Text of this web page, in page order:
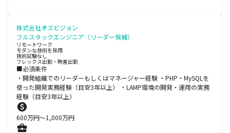
株式会社オズビジョン
フルスタックエンジニア（リーダー候補）
リモートワーク
モダンな技術を採用
技術試験なし
フレックス出勤・時差出勤
■必須条件
・開発組織でのリーダーもしくはマネージャー経験 ・PHP・MySQLを
使った開発実務経験（目安3年以上） ・LAMP環境の開発・運用の実務
経験（目安3年以上）
600万円〜1,000万円